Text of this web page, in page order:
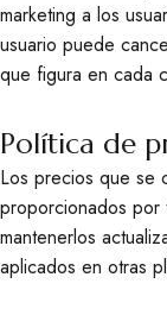
marketing a los
usuario puede
que figura en cada
Política de
Los precios que se
proporcionados
mantenerlos
aplicados en otras